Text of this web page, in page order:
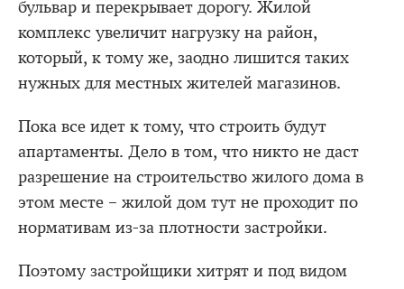
бульвар и перекрывает дорогу. Жилой
комплекс увеличит нагрузку на район,
который, к тому же, заодно лишится таких
нужных для местных жителей магазинов.
Пока все идет к тому, что строить будут
апартаменты. Дело в том, что никто не даст
разрешение на строительство жилого дома в
этом месте – жилой дом тут не проходит по
нормативам из-за плотности застройки.
Поэтому застройщики хитрят и под видом